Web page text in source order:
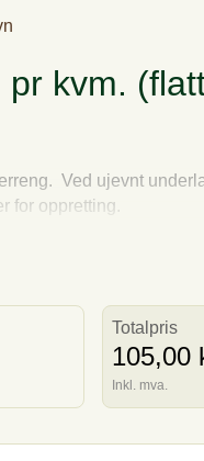
pr kvm.
Ved ujevnt
for oppretting.
Totalpris
105,00
Inkl. mva.